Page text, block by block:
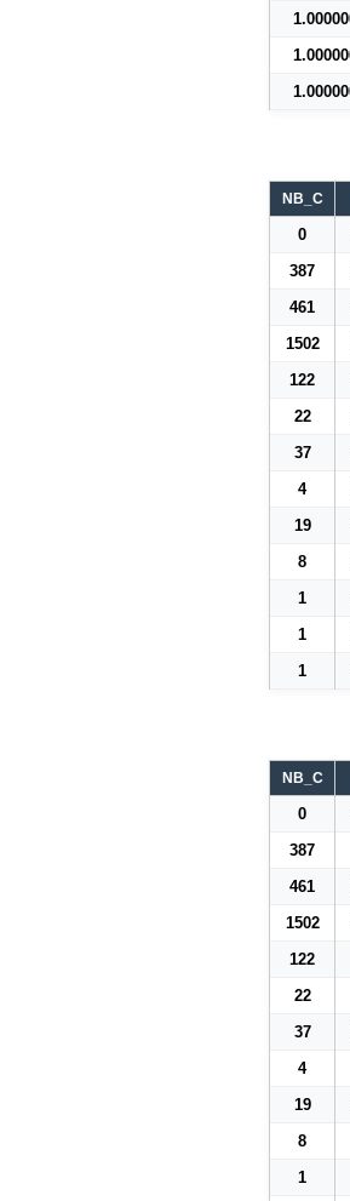
NB_C
0
387
461
1502
122
22
37
4
19
8
1
1
1
NB_C
0
387
461
1502
122
22
37
4
19
8
1